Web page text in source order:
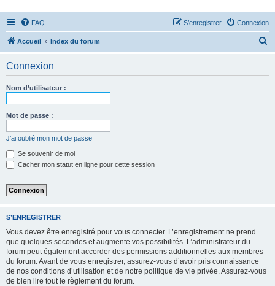
FAQ Connexion
S’enregistrer
Accueil Index du forum
Connexion
Nom d’utilisateur :
Mot de passe :
J’ai oublié mon mot de passe
Se souvenir de moi
Cacher mon statut en ligne pour cette session
S’ENREGISTRER
Vous devez être enregistré pour vous connecter. L’enregistrement ne prend
que quelques secondes et augmente vos possibilités. L’administrateur du
forum peut également accorder des permissions additionnelles aux membres
du forum. Avant de vous enregistrer, assurez-vous d’avoir pris connaissance
de nos conditions d’utilisation et de notre politique de vie privée. Assurez-vous
de bien lire tout le règlement du forum.